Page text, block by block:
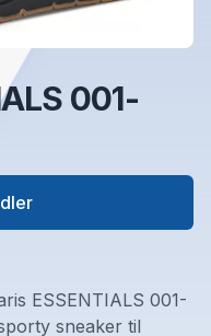
001-
ESSENTIALS 001-
sneaker til